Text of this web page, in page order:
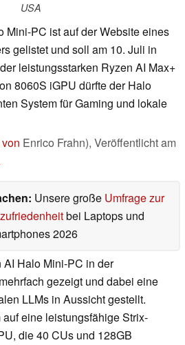
USA
Mini-PC ist auf der Website eines
gelistet und soll am 10. Juli in
leistungsstarken Ryzen AI Max+
8060S iGPU dürfte der Halo
System für Gaming und lokale
Enrico Frahn), Veröffentlicht am
Unsere große Umfrage zur
bei Laptops und
2026
Halo Mini-PC in der
gezeigt und dabei eine
LLMs in Aussicht gestellt.
eine leistungsfähige Strix-
die 40 CUs und 128GB